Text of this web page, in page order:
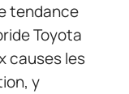
tendance
Toyota
causes les
y